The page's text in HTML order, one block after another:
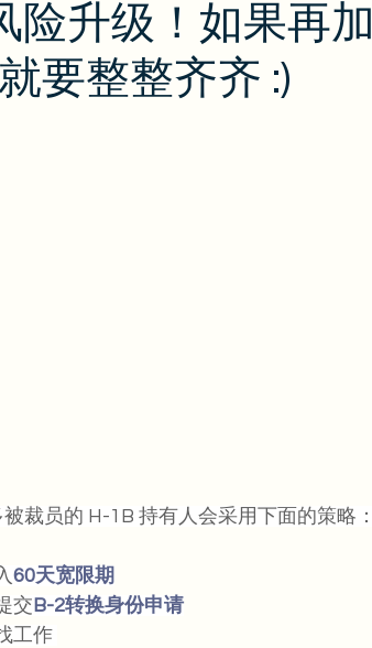
签证攻略 EB2/EB3 PERM
险升级！如果再
要整整齐齐 :)
裁员的 H-1B 持有人会采用下面的策略：
60天宽限期
交 B-2转换身份申请
工作